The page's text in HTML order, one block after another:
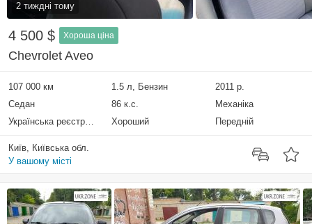
2 тиждні тому
4 500 $ Хороша ціна
Chevrolet Aveo
107 000 км 1.5 л, Бензин
2011 р.
Седан
86 к.с.
Механіка
Українська реєстрація
Хороший Передній
Київ, Київська обл.
У вашому місті